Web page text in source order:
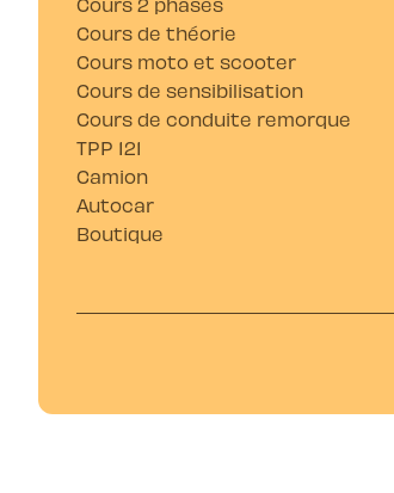
Cours de théorie
Cours moto et scooter
Cours de sensibilisation
Cours de conduite remorque
TPP 121
Camion
Autocar
Boutique